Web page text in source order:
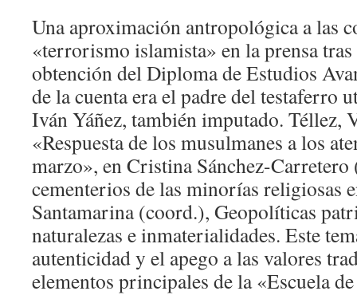
Una aproximación antropológica a las
«terrorismo islamista» en la prensa
obtención del Diploma de Estudios
de la cuenta era el padre del testaferro
Iván Yáñez, también imputado. Téllez,
«Respuesta de los musulmanes a los
marzo», en Cristina Sánchez-
cementerios de las minorías religiosas
Santamarina (coord.), Geopolíticas
naturalezas e inmaterialidades. Este
autenticidad y el apego a las valores
elementos principales de la «Escuela